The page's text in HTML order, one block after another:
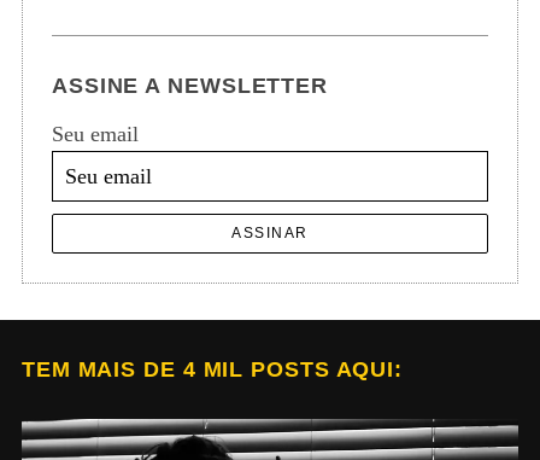
ASSINE A NEWSLETTER
Seu email
ASSINAR
TEM MAIS DE 4 MIL POSTS AQUI: